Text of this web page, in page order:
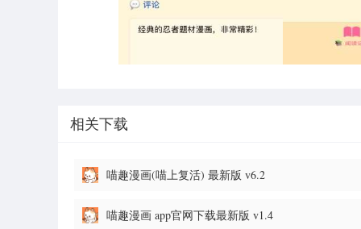
相关下载
喵趣漫画(喵上复活) 最新版 v6.2
喵趣漫画 app官网下载最新版 v1.4